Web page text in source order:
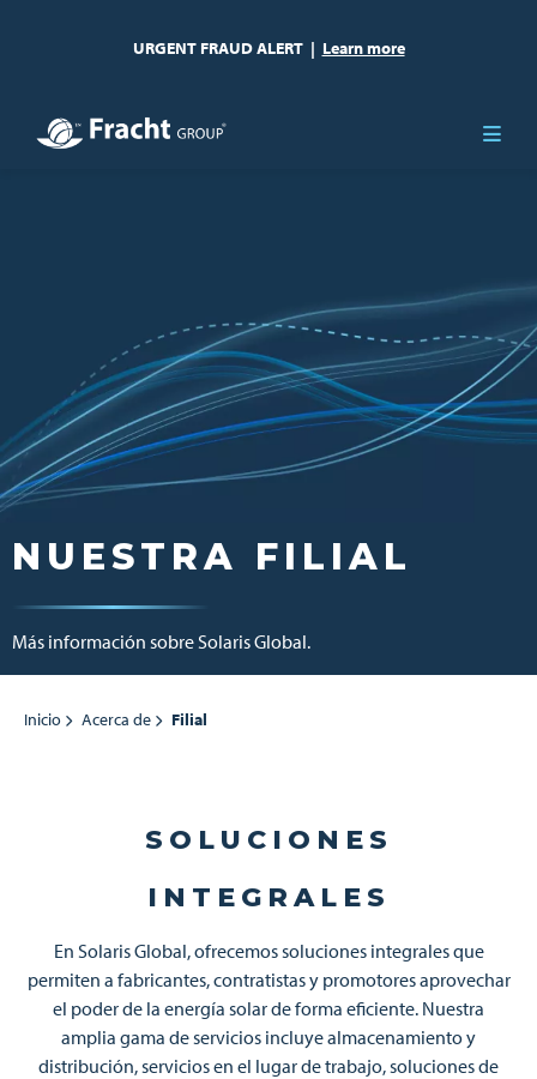
URGENT FRAUD ALERT | Learn more
NUESTRA FILIAL
Más información sobre Solaris Global.
Inicio Acerca de Filial
SOLUCIONES
INTEGRALES
En Solaris Global, ofrecemos soluciones integrales que
permiten a fabricantes, contratistas y promotores aprovechar
el poder de la energía solar de forma eficiente. Nuestra
amplia gama de servicios incluye almacenamiento y
distribución, servicios en el lugar de trabajo, soluciones de